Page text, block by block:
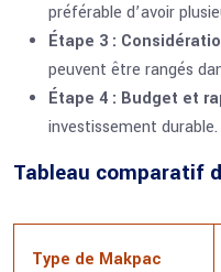
préférable d’avoir
Étape 3 :
peuvent être rangés
Étape 4 : Budget et
investissement durable.
Tableau comparatif
Type de Makpac